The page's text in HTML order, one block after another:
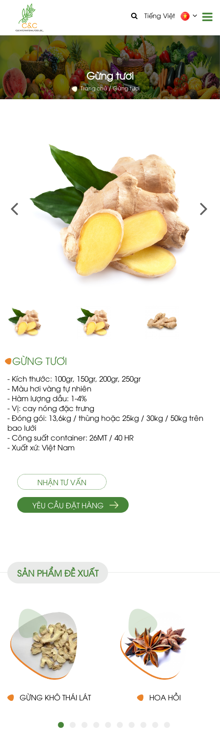
Tiếng Việt
Gừng tươi
Trang chủ Gừng tươi
GỪNG TƯƠI
- Kích thước: 100gr, 150gr, 200gr, 250gr
- Màu hơi vàng tự nhiên
- Hàm lượng dầu: 1-4%
- Vị: cay nóng đặc trưng
- Đóng gói: 13,6kg / thùng hoặc 25kg / 30kg / 50kg trên
bao lưới
- Công suất container: 26MT / 40 HR
- Xuất xứ: Việt Nam
NHẬN TƯ VẤN
YÊU CẦU ĐẶT HÀNG
SẢN PHẨM ĐỀ XUẤT
GỪNG KHÔ THÁI LÁT HOA HỒI